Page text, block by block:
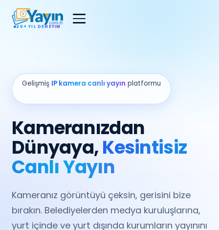
20+ YIL DENEYIM
Gelişmiş IP kamera canlı yayın platformu
Kameranızdan
Dünyaya,Kesintisiz
Canlı Yayın
Kameranız görüntüyü çeksin, gerisini bize
bırakın. Belediyelerden medya kuruluşlarına,
yurt içinde ve yurt dışında kurumların yayınını